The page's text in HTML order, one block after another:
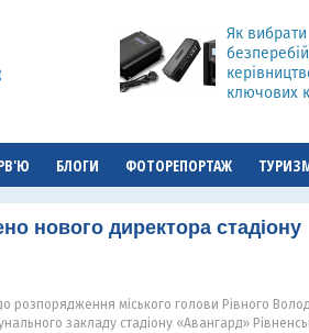
Як вибрати
ключових
БЛОГИ ФОТОРЕПОРТАЖ
нового директора стадіону
до розпорядження міського голови Рівного
закладу стадіону «Авангард»